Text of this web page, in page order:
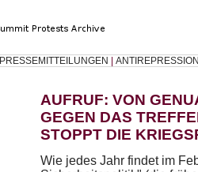
PRESSEMITTEILUNGEN
AUFRUF: VON
GEGEN DAS
STOPPT DIE
Wie jedes Jahr findet im